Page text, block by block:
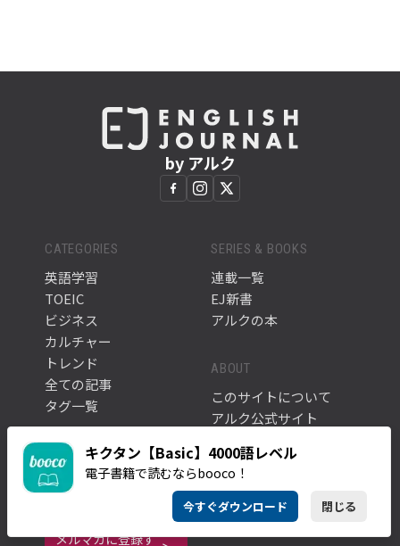
キクタン【Basic】4000語レベル
電子書籍で読むならbooco！
今すぐダウンロード 閉じる
by アルク
CATEGORIES
英語学習
TOEIC
ビジネス
カルチャー
トレンド
全ての記事
タグ一覧
SERIES & BOOKS
連載一覧
EJ新書
アルクの本
ABOUT
このサイトについて
アルク公式サイト
NEWSLETTER
英語学習に役立つ最新記事や情報をお届けします。
メルマガに登録す